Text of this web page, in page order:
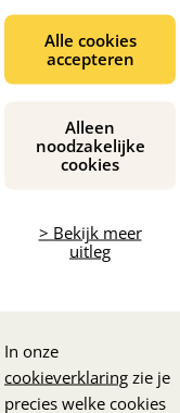
Alle cookies
accepteren
Alleen
noodzakelijke
cookies
> Bekijk meer
uitleg
In onze
cookieverklaring zie je
precies welke cookies
De inhoud wordt geladen...